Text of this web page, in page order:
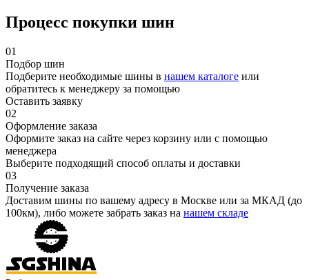
Процесс покупки шин
01
Подбор шин
Подберите необходимые шины в нашем каталоге или
обратитесь к менеджеру за помощью
Оставить заявку
02
Оформление заказа
Оформите заказ на сайте через корзину или с помощью
менеджера
Выберите подходящий способ оплаты и доставки
03
Получение заказа
Доставим шины по вашему адресу в Москве или за МКАД (до
100км), либо можете забрать заказ на нашем складе